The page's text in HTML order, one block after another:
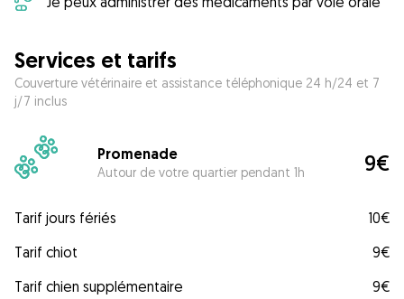
Services et tarifs
Couverture vétérinaire et assistance téléphonique 24 h/24 et 7
j/7 inclus
Promenade
Autour de votre quartier pendant 1h 9€
Tarif jours fériés
10€
Tarif chiot
9€
Tarif chien supplémentaire
9€